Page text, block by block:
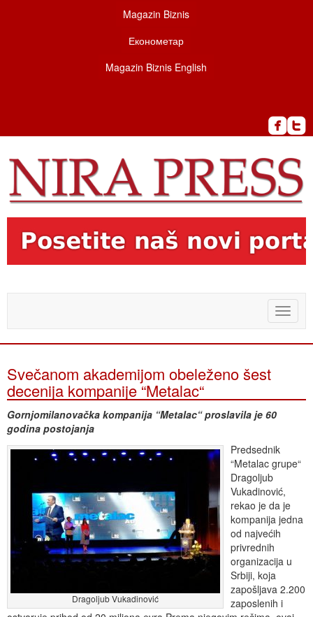
Magazin Biznis
Економетар
Magazin Biznis English
Toggle
Svečanom akademijom obeleženo šest
decenija kompanije “Metalac“
Gornjomilanovačka kompanija “Metalac“ proslavila je 60
godina postojanja
Dragoljub Vukadinović
Predsednik
“Metalac grupe“
Dragoljub
Vukadinović,
rekao je da je
kompanija jedna
od najvećih
privrednih
organizacija u
Srbiji, koja
zapošljava 2.200
zaposlenih i